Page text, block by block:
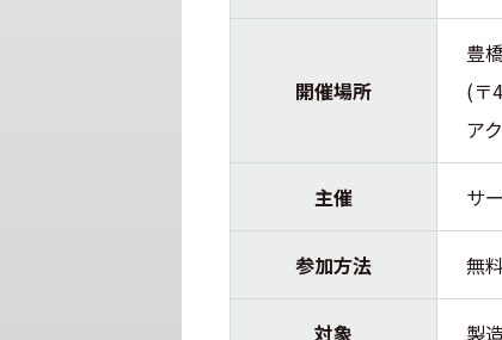
開催場所
豊
(〒
ア
主催 サ
参加方法 無
対象 製